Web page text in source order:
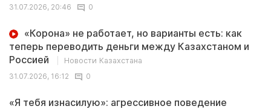
31.07.2026, 20:46
0
«Корона» не работает, но варианты есть: как
теперь переводить деньги между Казахстаном и
Россией
Новости Казахстана
31.07.2026, 16:12
0
«Я тебя изнасилую»: агрессивное поведение